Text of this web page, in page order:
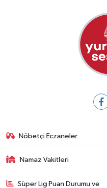
Nöbetçi Eczaneler
Namaz Vakitleri
Süper Lig Puan Durumu ve